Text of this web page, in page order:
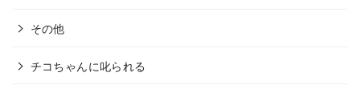
その他
チコちゃんに叱られる